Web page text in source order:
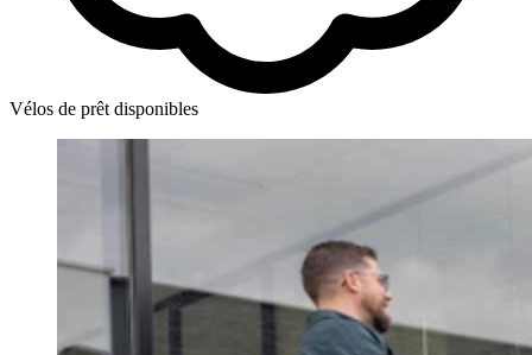
Vélos de prêt disponibles